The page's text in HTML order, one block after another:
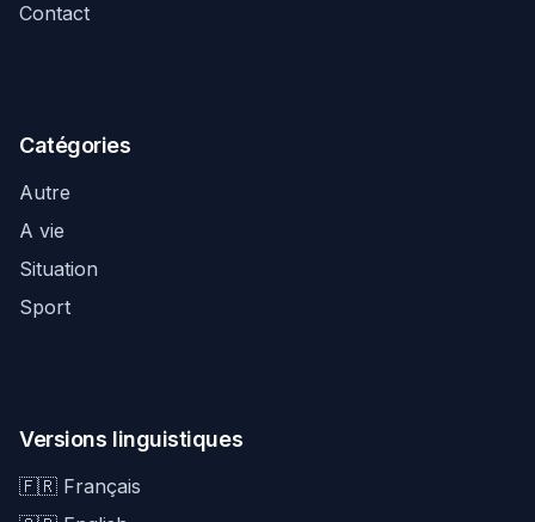
Contact
Catégories
Autre
A vie
Situation
Sport
Versions linguistiques
🇫🇷 Français